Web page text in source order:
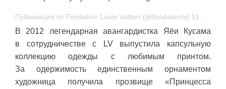
Публикация от Fondation Louis Vuitton (@fondationlv) 11 Июл 2018 в 3:49 PDT
В 2012 легендарная авангардистка Яёи Кусама
в сотрудничестве с LV выпустила капсульную
коллекцию одежды с любимым принтом.
За одержимость единственным орнаментом
художница получила прозвище «Принцесса